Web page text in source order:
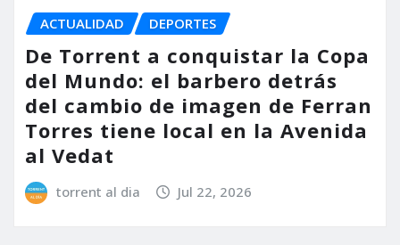
ACTUALIDAD DEPORTES
De Torrent a conquistar la Copa
del Mundo: el barbero detrás
del cambio de imagen de Ferran
Torres tiene local en la Avenida
al Vedat
torrent al dia Jul 22, 2026